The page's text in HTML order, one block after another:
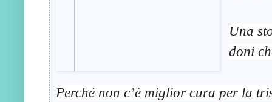
Una
doni
Perché non c’è miglior cura per la